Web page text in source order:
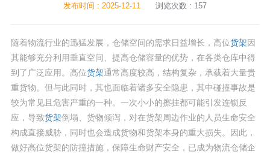
发布时间 : 2025-12-11 浏览次数 : 157
随着物流行业的迅猛发展，仓储空间的需求日益增长，高位货架因
其能够充分利用垂直空间、提高仓储容量的优势，在各类仓库中得
到了广泛应用。高位货架通常高度较高，结构复杂，承载着大量贵
重货物。但与此同时，其也面临着诸多安全隐患，其中碰撞事故是
较为常见且危害严重的一种。一次小小的擦挂都可能引发连锁反
应，导致货架倒塌、货物倾泻，对在货架周边作业的人员生命安全
构成直接威胁，同时也会造成货物和货架本身的重大损失。因此，
做好高位货架的防撞措施，保障生命财产安全，已成为物流仓储企